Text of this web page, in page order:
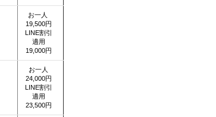
お一人
19,500円
LINE割引
適用
19,000円
お一人
24,000円
LINE割引
適用
23,500円